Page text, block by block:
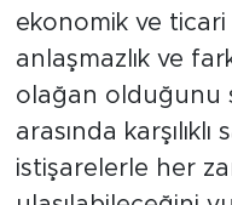
ekonomik ve
anlaşmazlık ve
olağan olduğunu
arasında
istişarelerle her